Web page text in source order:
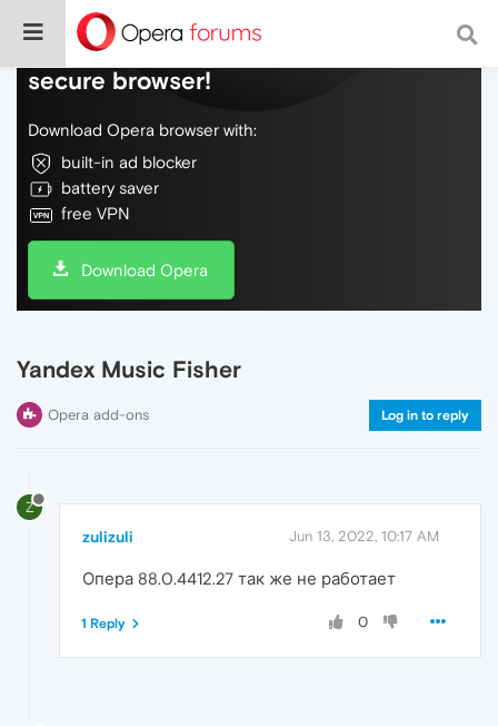
Do more on the web, with a fast and
secure browser!
Download Opera browser with:
built-in ad blocker
battery saver
free VPN
Download Opera
Yandex Music Fisher
Opera add-ons Log in to reply
Z
zulizuli Jun 13, 2022, 10:17 AM
Опера 88.0.4412.27 так же не работает
0
1 Reply